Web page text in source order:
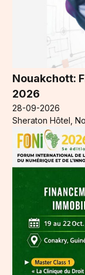
Nouakchott:
2026
28-09-2026
Sheraton Hôtel,